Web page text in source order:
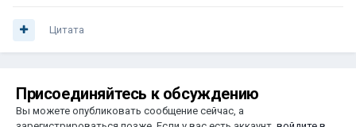
Цитата
Присоединяйтесь к обсуждению
Вы можете опубликовать сообщение сейчас, а